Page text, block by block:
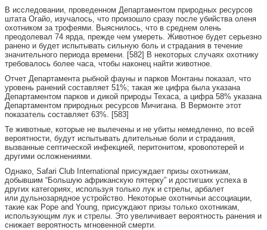
В исследовании, проведенном Департаментом природных ресурсов
штата Огайо, изучалось, что произошло сразу после убийства оленя
охотником за трофеями. Выяснилось, что в среднем олень
преодолевал 74 ярда, прежде чем умереть. Животное будет серьезно
ранено и будет испытывать сильную боль и страдания в течение
значительного периода времени. [582] В некоторых случаях охотнику
требовалось более часа, чтобы наконец найти животное.
Отчет Департамента рыбной фауны и парков Монтаны показал, что
уровень ранений составляет 51%; такая же цифра была указана
Департаментом парков и дикой природы Техаса, а цифра 58% указана
Департаментом природных ресурсов Мичигана. В Вермонте этот
показатель составляет 63%. [583]
Те животные, которые не вылечены и не убиты немедленно, по всей
вероятности, будут испытывать длительные боли и страдания,
вызванные септической инфекцией, перитонитом, кровопотерей и
другими осложнениями.
Однако, Safari Club International присуждает призы охотникам,
добывшим “Большую африканскую пятерку” и достигших успеха в
других категориях, используя только лук и стрелы, арбалет
или дульнозарядное устройство. Некоторые охотничьи ассоциации,
такие как Pope and Young, присуждают призы только охотникам,
использующим лук и стрелы. Это увеличивает вероятность ранения и
снижает вероятность мгновенной смерти.